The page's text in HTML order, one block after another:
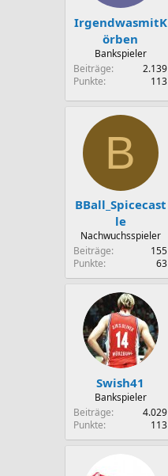
IrgendwasmitK
örben
Bankspieler
Beiträge
2.139
Punkte
113
B
BBall_Spicecast
le
Nachwuchsspieler
Beiträge
155
Punkte
63
Swish41
Bankspieler
Beiträge
4.029
Punkte
113